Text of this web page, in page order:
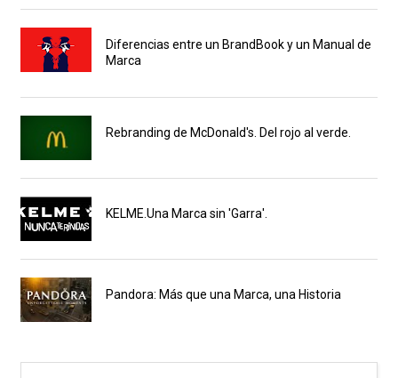
Diferencias entre un BrandBook y un Manual de
Marca
Rebranding de McDonald's. Del rojo al verde.
KELME.Una Marca sin 'Garra'.
Pandora: Más que una Marca, una Historia